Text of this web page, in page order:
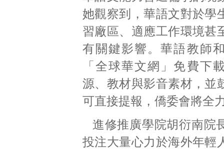
她觀察到，華語文對於學
習廠區、適應工作環境甚
有關鍵影響。華語教師
「全球華文網」免費下
源、教材與影音素材，並
可直接提報，僑委會將全
進修推廣學院胡衍南院
投注大量心力於海外年輕